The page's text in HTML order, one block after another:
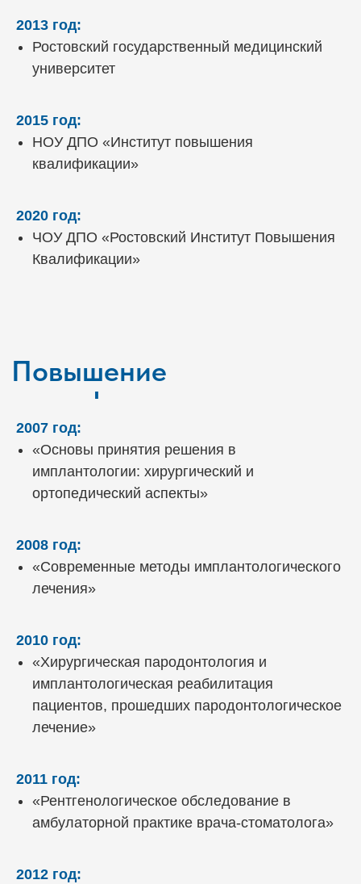
2013 год:
Ростовский государственный медицинский
университет
2015 год:
НОУ ДПО «Институт повышения
квалификации»
2020 год:
ЧОУ ДПО «Ростовский Институт Повышения
Квалификации»
2007 год:
«Основы принятия решения в
имплантологии: хирургический и
ортопедический аспекты»
2008 год:
«Современные методы имплантологического
лечения»
2010 год:
«Хирургическая пародонтология и
имплантологическая реабилитация
пациентов, прошедших пародонтологическое
лечение»
2011 год:
«Рентгенологическое обследование в
амбулаторной практике врача-стоматолога»
2012 год: